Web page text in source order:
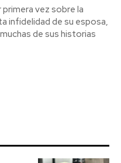
vez sobre la
infidelidad de su esposa,
de sus historias